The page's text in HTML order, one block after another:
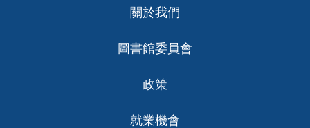
關於我們
圖書館委員會
政策
就業機會